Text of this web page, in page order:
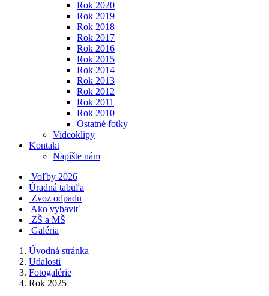
Rok 2020
Rok 2019
Rok 2018
Rok 2017
Rok 2016
Rok 2015
Rok 2014
Rok 2013
Rok 2012
Rok 2011
Rok 2010
Ostatné fotky
Videoklipy
Kontakt
Napíšte nám
Voľby 2026
Úradná tabuľa
Zvoz odpadu
Ako vybaviť
ZŠ a MŠ
Galéria
Úvodná stránka
Udalosti
Fotogalérie
Rok 2025